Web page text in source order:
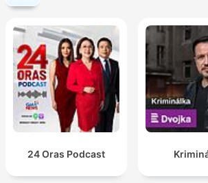
24 Oras Podcast